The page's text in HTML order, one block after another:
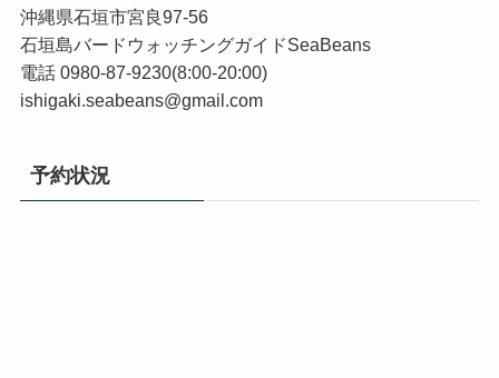
沖縄県石垣市宮良97-56
石垣島バードウォッチングガイドSeaBeans
電話 0980-87-9230(8:00-20:00)
ishigaki.seabeans@gmail.com
予約状況